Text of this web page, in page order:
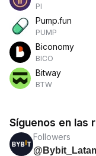
PI
Pump.fun
PUMP
Biconomy
BICO
Bitway
BTW
Síguenos en las
Followers